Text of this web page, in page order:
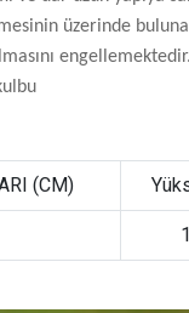
üzerinde
(CM)